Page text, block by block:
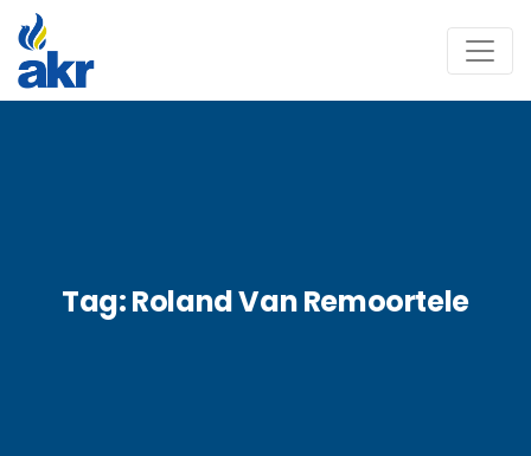
Tag:Roland Van Remoortele